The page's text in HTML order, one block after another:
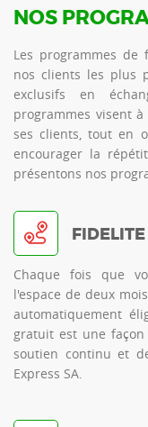
NOS
Les programmes de
nos clients les plus
exclusifs en
programmes visent
ses clients, tout en
encourager la
présentons nos
Chaque fois que
l'espace de deux
automatiquement
gratuit est une
soutien continu et
Express SA.